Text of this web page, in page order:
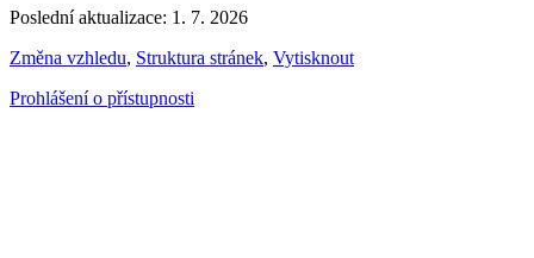
Poslední aktualizace: 1. 7. 2026
Změna vzhledu, Struktura stránek, Vytisknout
Prohlášení o přístupnosti